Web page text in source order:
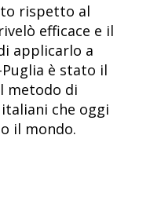
rispetto al
efficace e il
applicarlo a
è stato il
metodo di
che oggi
il mondo.